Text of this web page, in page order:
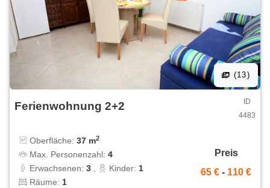
(13)
Ferienwohnung 2+2
ID
4483
Oberfläche: 37 m2
Max. Personenzahl: 4
Erwachsenen: 3 Kinder: 1
Räume: 1
Preis
65 € - 110 €